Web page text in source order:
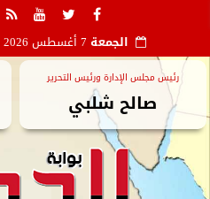
الجمعة
رئيس مجلس الإدارة ورئيس التحرير
صالح شلبي